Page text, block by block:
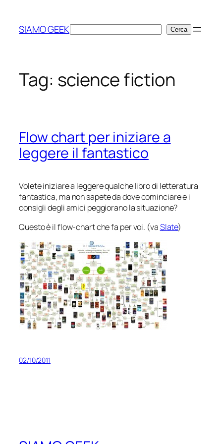
contenuto
SIAMO GEEKCerca Cerca
Tag: science fiction
Flow chart per iniziare a
leggere il fantastico
Volete iniziare a leggere qualche libro di letteratura
fantastica, ma non sapete da dove cominciare e i
consigli degli amici peggiorano la situazione?
Questo è il flow-chart che fa per voi. (vaSlate)
02/10/2011